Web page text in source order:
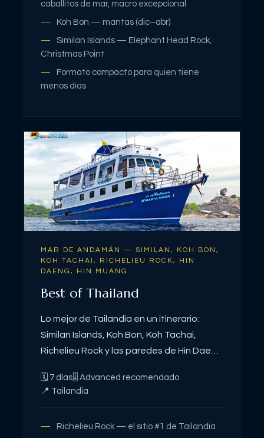
caballitos de mar, macro excepcional
Koh Bon — mantas (dic–abr)
Similan Islands — Elephant Head Rock,
Christmas Point
Formato compacto para quien tiene
menos días
MAR DE ANDAMÁN — SIMILAN, KOH BON,
KOH TACHAI, RICHELIEU ROCK, HIN
DAENG, HIN MUANG
Best of Thailand
Lo mejor de Tailandia en un itinerario:
Similan Islands, Koh Bon, Koh Tachai,
Richelieu Rock y las paredes de Hin Daeng
combinados. La ruta para quien quiere
🗓 7 días🎚 Advanced recomendado
📍 Tailandia
Richelieu Rock — el sitio #1 de Tailandia